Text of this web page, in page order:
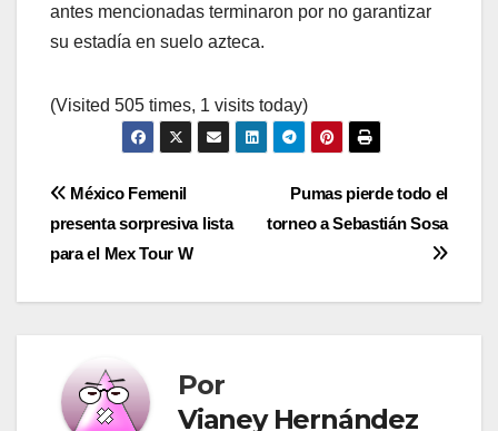
antes mencionadas terminaron por no garantizar
su estadía en suelo azteca.
(Visited 505 times, 1 visits today)
Navegación
de
entradas
Pumas pierde todo el
torneo a Sebastián Sosa
México Femenil
presenta sorpresiva lista
para el Mex Tour W
Por
Vianey Hernández